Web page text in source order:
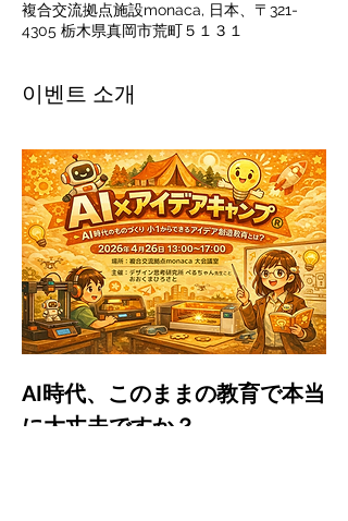
複合交流拠点施設monaca, 日本、〒321-
4305 栃木県真岡市荒町５１３１
이벤트 소개
AI時代、このままの教育で本当
に大丈夫ですか？